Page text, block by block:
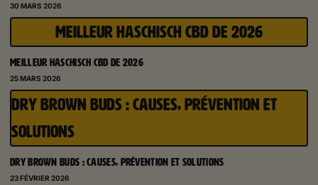
30 MARS 2026
MEILLEUR HASCHISCH CBD DE 2026
MEILLEUR HASCHISCH CBD DE 2026
25 MARS 2026
DRY BROWN BUDS : CAUSES, PRÉVENTION ET
SOLUTIONS
DRY BROWN BUDS : CAUSES, PRÉVENTION ET SOLUTIONS
23 FÉVRIER 2026